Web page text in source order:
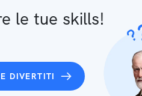
le tue skills!
DIVERTITI